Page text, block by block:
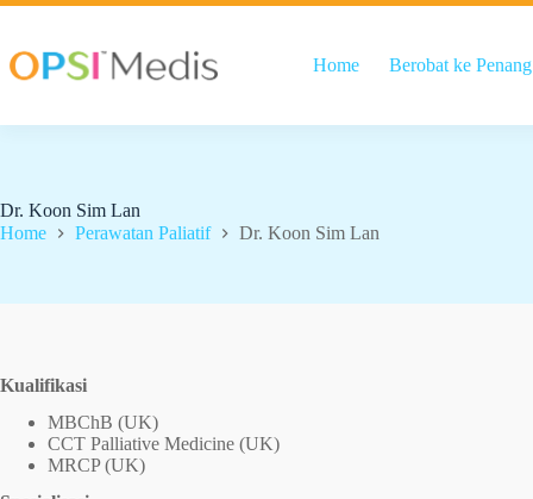
Home Berobat ke Penang
Dr. Koon Sim Lan
Home
Perawatan Paliatif Dr. Koon Sim Lan
Kualifikasi
MBChB (UK)
CCT Palliative Medicine (UK)
MRCP (UK)